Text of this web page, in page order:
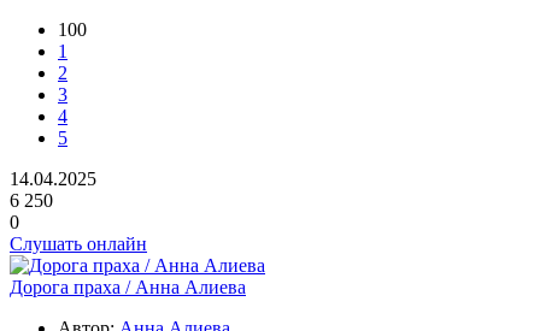
100
1
2
3
4
5
14.04.2025
6 250
0
Слушать онлайн
Дорога праха / Анна Алиева